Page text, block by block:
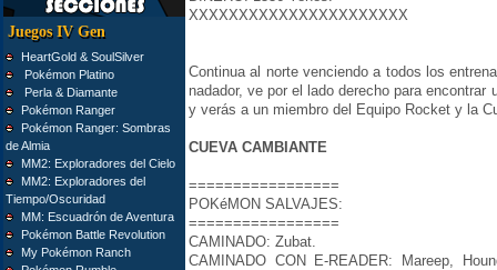
Juegos IV Gen
HeartGold & SoulSilver
Pokémon Platino
Perla & Diamante
Pokémon Ranger
Pokémon Ranger: Sombras
de Almia
MM2: Exploradores del Cielo
MM2: Exploradores del
Tiempo/Oscuridad
MM: Escuadrón de Aventura
Pokémon Battle Revolution
My Pokémon Ranch
XXXXXXXXXXXXXXXXXXXXXX
Continua al norte venciendo a todos los
nadador, ve por el lado derecho para encontrar
y verás a un miembro del Equipo Rocket y la
CUEVA CAMBIANTE
=================
POKéMON SALVAJES:
=================
CAMINADO: Zubat.
CAMINADO CON E-READER: Mareep,